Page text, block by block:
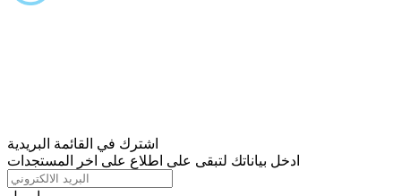
اشترك في القائمة البريدية
ادخل بياناتك لتبقى على اطلاع على اخر المستجدات